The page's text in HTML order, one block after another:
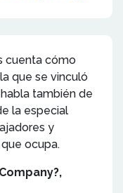
cuenta cómo
que se vinculó
también de
la especial
y
ocupa.